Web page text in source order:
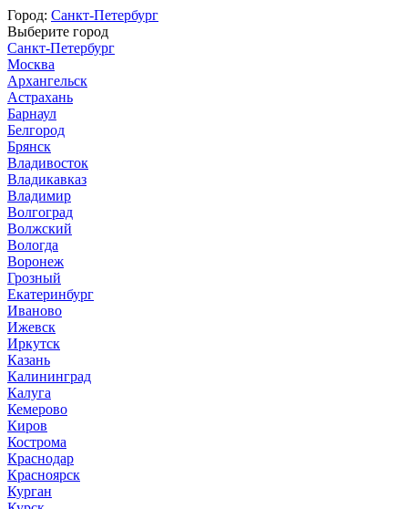
Город: Санкт-Петербург
Выберите город
Санкт-Петербург
Москва
Архангельск
Астрахань
Барнаул
Белгород
Брянск
Владивосток
Владикавказ
Владимир
Волгоград
Волжский
Вологда
Воронеж
Грозный
Екатеринбург
Иваново
Ижевск
Иркутск
Казань
Калининград
Калуга
Кемерово
Киров
Кострома
Краснодар
Красноярск
Курган